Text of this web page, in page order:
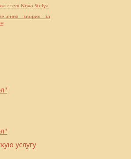
услугу
стелі Nova Stelya
хворих за